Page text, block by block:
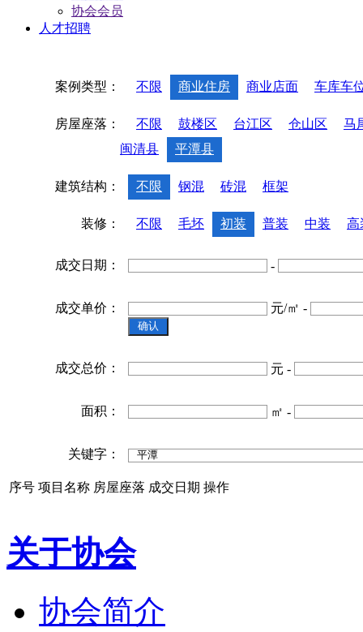
协会会员
人才招聘
案例类型： 不限 商业住房 商业店面 车库车
房屋座落： 不限 鼓楼区 台江区 仓山区
马
闽清县
平潭县
建筑结构： 不限 钢混 砖混 框架
装修： 不限 毛坯 初装 普装 中装 高
成交日期： -
成交单价： 元/㎡ -
成交总价： 元 -
面积： ㎡ -
关键字：
序号 项目名称 房屋座落 成交日期 操作
关于协会
协会简介